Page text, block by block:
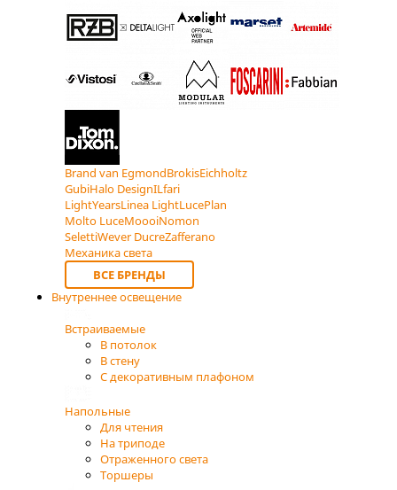
Brand van EgmondBrokisEichholtz
GubiHalo DesignILfari
LightYearsLinea LightLucePlan
Molto LuceMoooiNomon
SelettiWever DucreZafferano
Механика света
ВСЕ БРЕНДЫ
Внутреннее освещение
Встраиваемые
В потолок
В стену
С декоративным плафоном
Напольные
Для чтения
На триподе
Отраженного света
Торшеры